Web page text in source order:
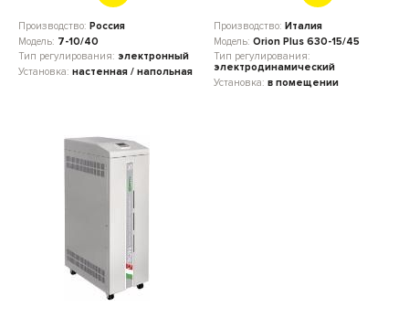
Производство: Россия
Модель: 7-10/40
Тип регулирования: электронный
Установка: настенная / напольная
Производство: Италия
Модель: Orion Plus 630-15/45
Тип регулирования:
электродинамический
Установка: в помещении